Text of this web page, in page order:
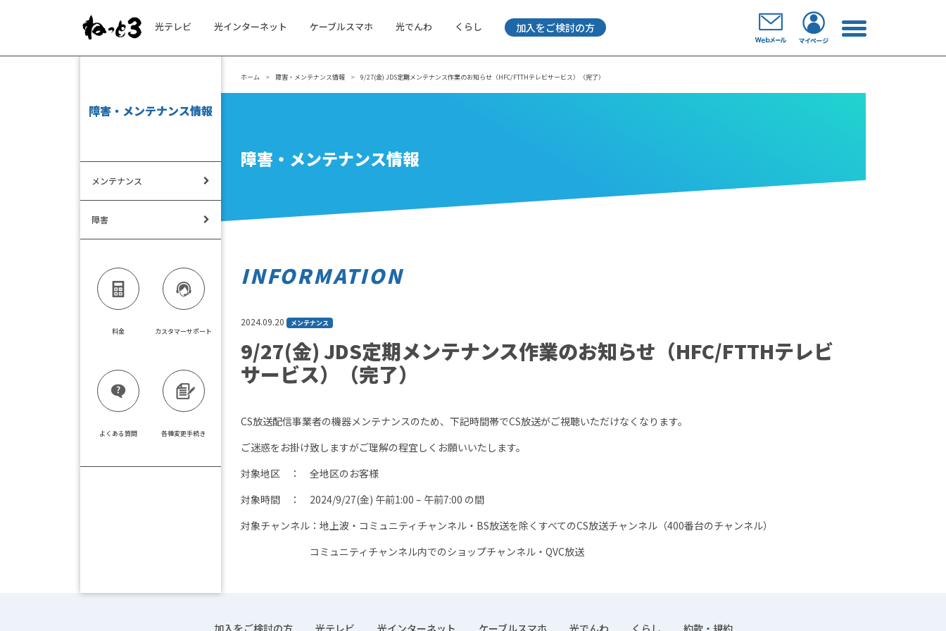
メインナビゲーション
光テレビ 光インターネット ケーブルスマホ 光でんわ くらし 加入をご検討の方
ホーム 障害・メンテナンス情報 9/27(金) JDS定期メンテナンス作業のお知らせ（HFC/FTTHテレビサービス）（完了）
障害・メンテナンス情報
INFORMATION
2024.09.20 メンテナンス
9/27(金) JDS定期メンテナンス作業のお知らせ（HFC/FTTHテレビ
サービス）（完了）
CS放送配信事業者の機器メンテナンスのため、下記時間帯でCS放送がご視聴いただけなくなります。
ご迷惑をお掛け致しますがご理解の程宜しくお願いいたします。
対象地区 ： 全地区のお客様
対象時間 ： 2024/9/27(金) 午前1:00 – 午前7:00 の間
対象チャンネル：地上波・コミュニティチャンネル・BS放送を除くすべてのCS放送チャンネル（400番台のチャンネル）
コミュニティチャンネル内でのショップチャンネル・QVC放送
障害・メンテナンス情報
メンテナンス
障害
料金 カスタマーサポート
よくある質問 各種変更手続き